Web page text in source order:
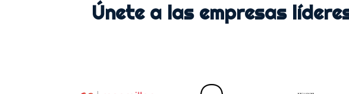
Únete a las empresas